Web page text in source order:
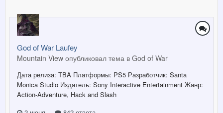
God of War Laufey
Mountain View опубликовал тема в God of War
Дата релиза: TBA Платформы: PS5 Разработчик: Santa
Monica Studio Издатель : Sony Interactive Entertainment Жанр:
Action-Adventure, Hack and Slash